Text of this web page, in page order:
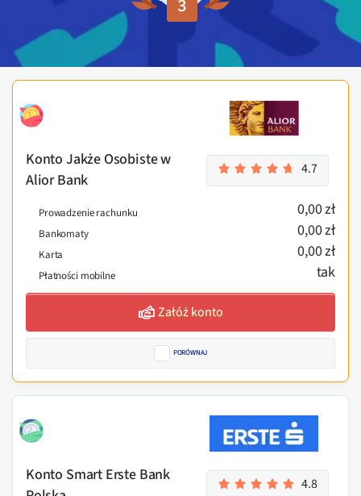
Konto Jakże Osobiste w
Alior Bank
4.7
Prowadzenie rachunku 0,00 zł
Bankomaty 0,00 zł
Karta 0,00 zł
Płatności mobilne tak
Załóż konto
PORÓWNAJ
Konto Smart Erste Bank
4.8